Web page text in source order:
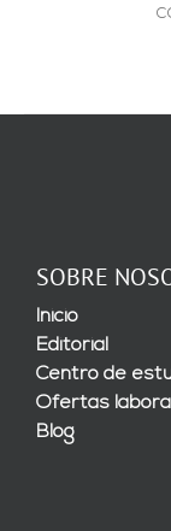
SOBRE
Inicio
Editorial
Centro de
Ofertas
Blog